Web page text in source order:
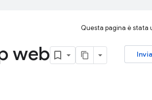
Questa pagina è stata
web